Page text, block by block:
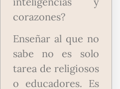
corazones?
Enseñar al que no
sabe no es solo
tarea de religiosos
o educadores. Es